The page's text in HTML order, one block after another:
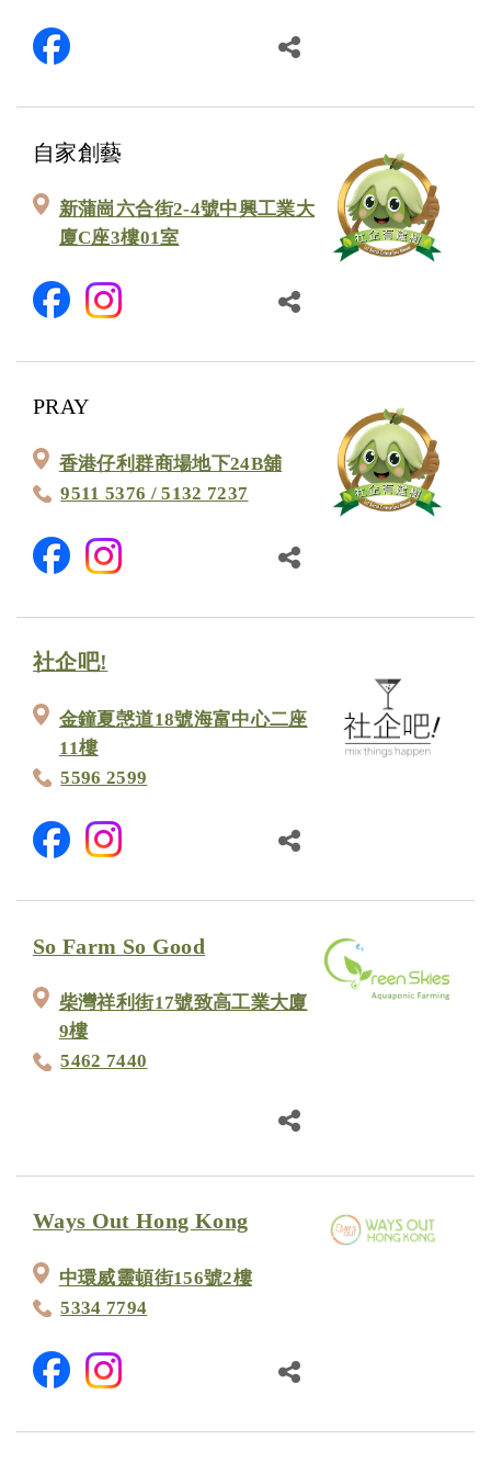
自家創藝
新蒲崗六合街2-4號中興工業大
廈C座3樓01室
PRAY
香港仔利群商場地下24B舖
9511 5376 / 5132 7237
社企吧!
金鐘夏愨道18號海富中心二座
11樓
5596 2599
So Farm So Good
柴灣祥利街17號致高工業大廈
9樓
5462 7440
Ways Out Hong Kong
中環威靈頓街156號2樓
5334 7794